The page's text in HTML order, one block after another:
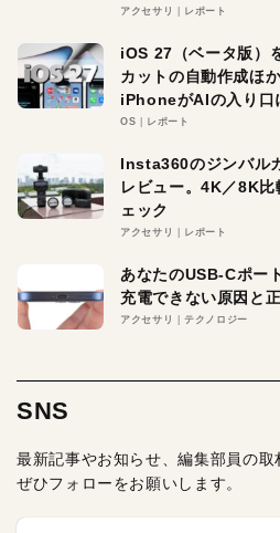
アクセサリ レポート
iOS 27（ベータ版）
カットの自動作成ほ
iPhoneがAIの入り口
OS レポート
Insta360のジンバル
レビュー。4K／8K
ェック
アクセサリ レポート
あなたのUSB-Cポー
充電できない原因と
アクセサリ テクノロジー
SNS
最新記事やお知らせ、編集部員の取
ぜひフォローをお願いします。